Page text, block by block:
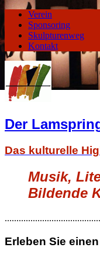
Verein
Sponsoring
Skulpturenweg
Kontakt
Der
Das kulturelle
Musik,
Bildende
Erleben Sie